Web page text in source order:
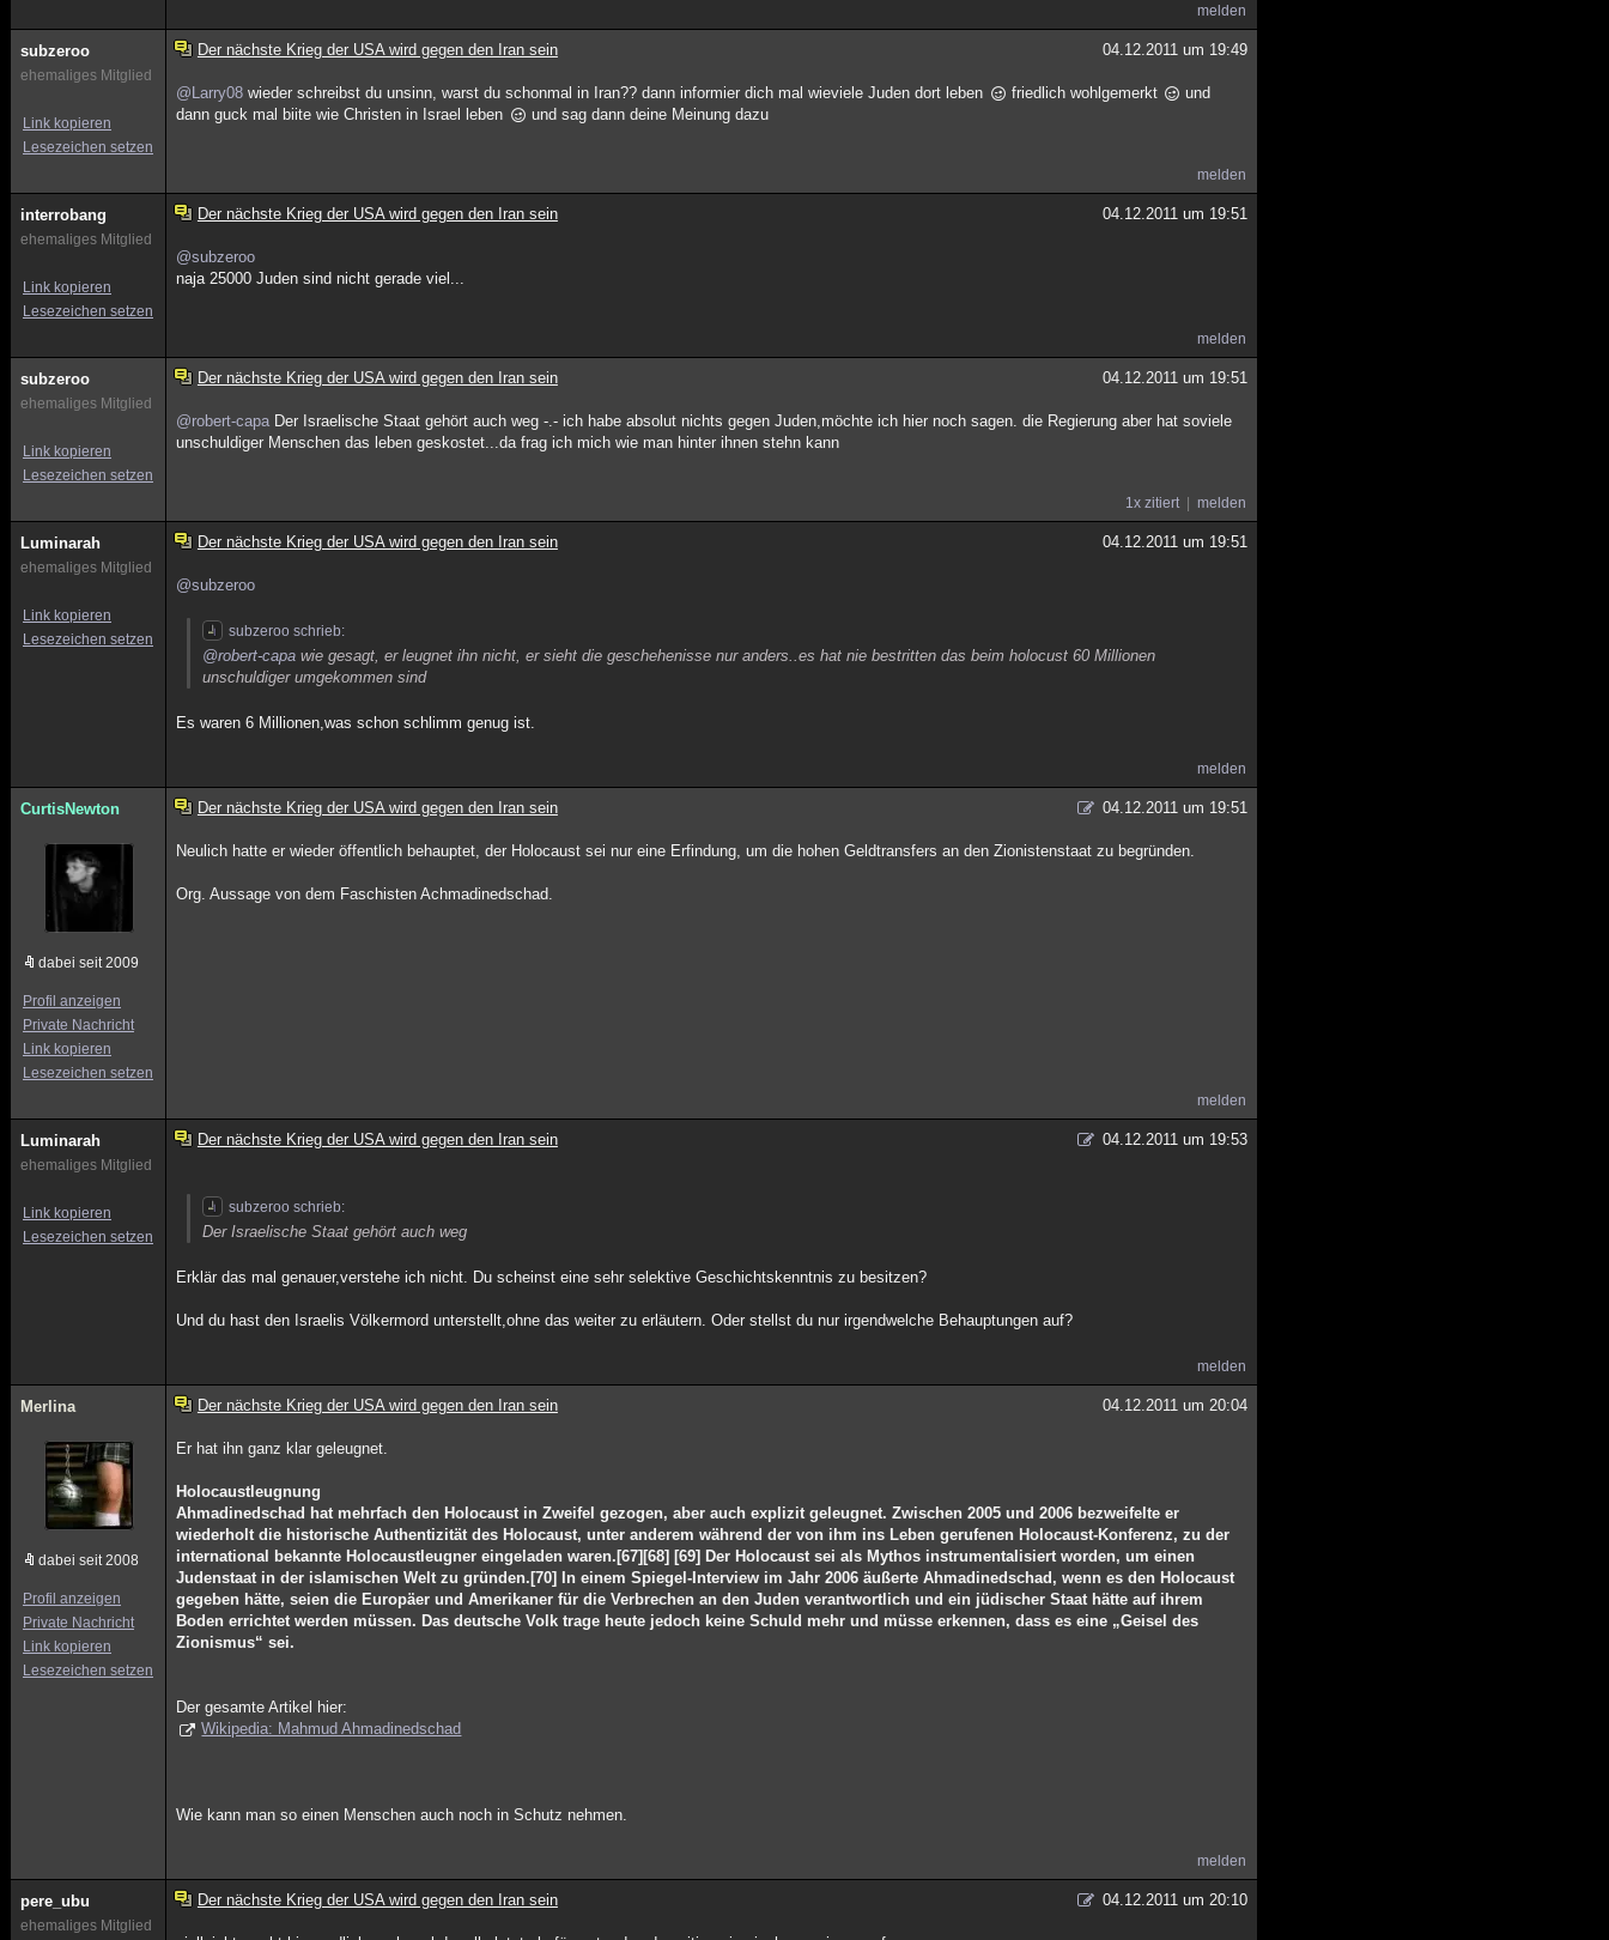
melden
subzeroo
ehemaliges Mitglied
Link kopieren
Lesezeichen setzen
Der nächste Krieg der USA wird gegen den Iran sein 04.12.2011 um 19:49
@Larry08 wieder schreibst du unsinn, warst du schonmal in Iran?? dann informier dich mal wieviele Juden dort leben friedlich wohlgemerkt
und
dann guck mal biite wie Christen in Israel leben
und sag dann deine Meinung dazu
melden
interrobang
ehemaliges Mitglied
Link kopieren
Lesezeichen setzen
Der nächste Krieg der USA wird gegen den Iran sein 04.12.2011 um 19:51
@subzeroo
naja 25000 Juden sind nicht gerade viel...
melden
subzeroo
ehemaliges Mitglied
Link kopieren
Lesezeichen setzen
Der nächste Krieg der USA wird gegen den Iran sein 04.12.2011 um 19:51
@robert-capa Der Israelische Staat gehört auch weg -.- ich habe absolut nichts gegen Juden,möchte ich hier noch sagen. die Regierung aber hat soviele
unschuldiger Menschen das leben geskostet...da frag ich mich wie man hinter ihnen stehn kann
1x zitiert melden
Luminarah
ehemaliges Mitglied
Link kopieren
Lesezeichen setzen
Der nächste Krieg der USA wird gegen den Iran sein 04.12.2011 um 19:51
@subzeroo
subzeroo schrieb:
@robert-capa wie gesagt, er leugnet ihn nicht, er sieht die geschehenisse nur anders..es hat nie bestritten das beim holocust 60 Millionen
unschuldiger umgekommen sind
Es waren 6 Millionen,was schon schlimm genug ist.
melden
CurtisNewton
dabei seit 2009
Profil anzeigen
Private Nachricht
Link kopieren
Lesezeichen setzen
Der nächste Krieg der USA wird gegen den Iran sein 04.12.2011 um 19:51
Neulich hatte er wieder öffentlich behauptet, der Holocaust sei nur eine Erfindung, um die hohen Geldtransfers an den Zionistenstaat zu begründen.
Org. Aussage von dem Faschisten Achmadinedschad.
melden
Luminarah
ehemaliges Mitglied
Link kopieren
Lesezeichen setzen
Der nächste Krieg der USA wird gegen den Iran sein 04.12.2011 um 19:53
subzeroo schrieb:
Der Israelische Staat gehört auch weg
Erklär das mal genauer,verstehe ich nicht. Du scheinst eine sehr selektive Geschichtskenntnis zu besitzen?
Und du hast den Israelis Völkermord unterstellt,ohne das weiter zu erläutern. Oder stellst du nur irgendwelche Behauptungen auf?
melden
Merlina
dabei seit 2008
Profil anzeigen
Private Nachricht
Link kopieren
Lesezeichen setzen
Der nächste Krieg der USA wird gegen den Iran sein 04.12.2011 um 20:04
Er hat ihn ganz klar geleugnet.
Holocaustleugnung
Ahmadinedschad hat mehrfach den Holocaust in Zweifel gezogen, aber auch explizit geleugnet. Zwischen 2005 und 2006 bezweifelte er
wiederholt die historische Authentizität des Holocaust, unter anderem während der von ihm ins Leben gerufenen Holocaust-Konferenz, zu der
international bekannte Holocaustleugner eingeladen waren.[67][68] [69] Der Holocaust sei als Mythos instrumentalisiert worden, um einen
Judenstaat in der islamischen Welt zu gründen.[70] In einem Spiegel-Interview im Jahr 2006 äußerte Ahmadinedschad, wenn es den Holocaust
gegeben hätte, seien die Europäer und Amerikaner für die Verbrechen an den Juden verantwortlich und ein jüdischer Staat hätte auf ihrem
Boden errichtet werden müssen. Das deutsche Volk trage heute jedoch keine Schuld mehr und müsse erkennen, dass es eine „Geisel des
Zionismus“ sei.
Der gesamte Artikel hier:
Wikipedia: Mahmud Ahmadinedschad
Wie kann man so einen Menschen auch noch in Schutz nehmen.
melden
pere_ubu
ehemaliges Mitglied
Der nächste Krieg der USA wird gegen den Iran sein 04.12.2011 um 20:10